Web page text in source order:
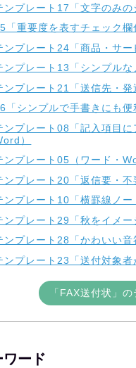
ンプレート17「文字のみ
「重要度を表すチェック
ンプレート24「商品・サ
ンプレート13「シンプル
ンプレート21「送信先・
「シンプルで手書きにも
ンプレート08「記入項目
）
ンプレート05（ワード・
ンプレート20「返信要・
ンプレート10「横罫線ノ
ンプレート29「秋をイメ
ンプレート28「かわいい
ンプレート23「送付対象
「FAX送付状」
ワード